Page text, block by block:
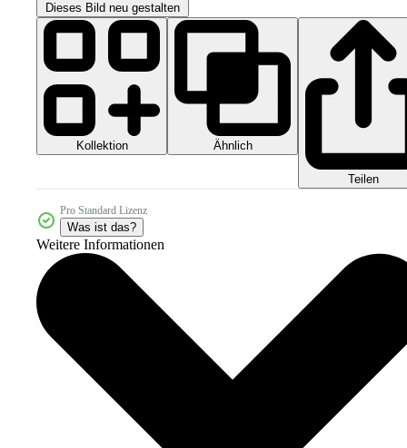
Dieses Bild neu gestalten
Kollektion Ähnlich
Teilen
Pro Standard Lizenz
Was ist das?
Weitere Informationen